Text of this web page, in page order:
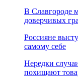
В Славгороде
доверчивых
Россияне
самому себе
Нередки
похищают